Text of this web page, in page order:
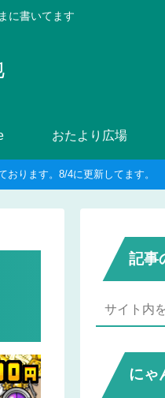
に書いてます
おたより広場
ります。8/4に更新してます。
記事
にゃ